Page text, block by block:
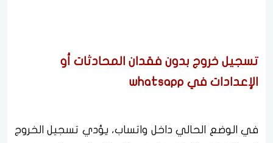
تسجيل خروج بدون فقدان المحادثات أو
الإعدادات في whatsapp
في الوضع الحالي داخل واتساب، يؤدي تسجيل الخروج